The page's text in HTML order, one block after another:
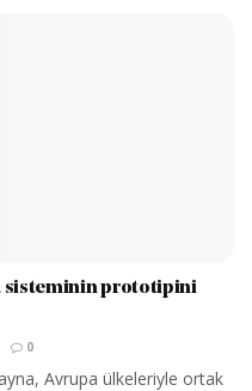
sisteminin prototipini
0
Avrupa ülkeleriyle ortak